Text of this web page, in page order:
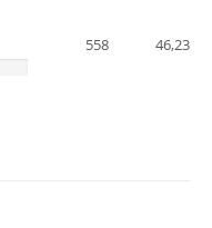
558 46,23